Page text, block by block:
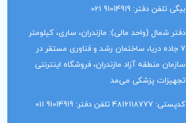
بیگی تلفن دفتر: 91014919 021
دفتر شمال (واحد مالی): مازندران، ساری، کیلومتر
7 جاده دریا، ساختمان رشد و فناوری مستقر در
سازمان منطقه آزاد مازندران، فروشگاه اینترنتی
تجهیزات پزشکی می‌مد
کدپستی: 4816118777 تلفن دفتر: 91014919 011